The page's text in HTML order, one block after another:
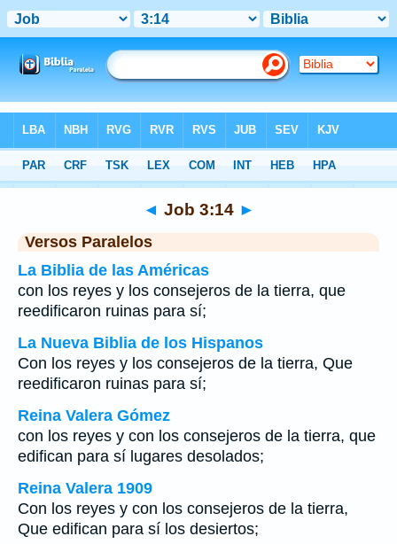
>Job> Capítulo 3> Verso 14
◄ Job 3:14 ►
Versos Paralelos
La Biblia de las Américas
con los reyes y los consejeros de la tierra, que
reedificaron ruinas para sí;
La Nueva Biblia de los Hispanos
Con los reyes y los consejeros de la tierra, Que
reedificaron ruinas para sí;
Reina Valera Gómez
con los reyes y con los consejeros de la tierra, que
edifican para sí lugares desolados;
Reina Valera 1909
Con los reyes y con los consejeros de la tierra,
Que edifican para sí los desiertos;